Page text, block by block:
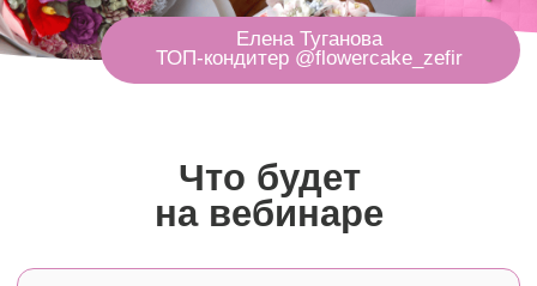
Главные преимущества
зефирной флористики,
С чего начать свой путь , как
зарабатывать по шагам икак